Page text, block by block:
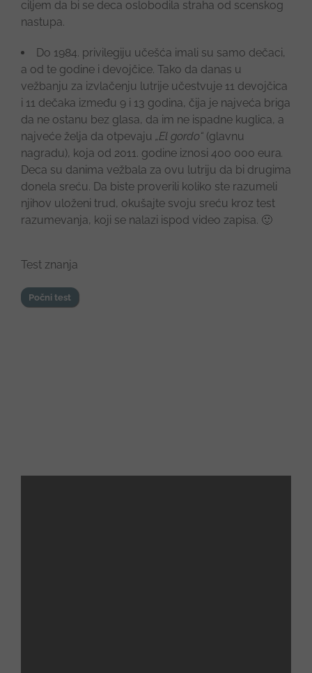
ciljem da bi se deca oslobodila straha od scenskog
nastupa.
Do 1984. privilegiju učešća imali su samo dečaci,
a od te godine i devojčice. Tako da danas u
vežbanju za izvlačenju lutrije učestvuje 11 devojčica
i 11 dečaka između 9 i 13 godina, čija je najveća briga
da ne ostanu bez glasa, da im ne ispadne kuglica, a
najveće želja da otpevaju „El gordo“ (glavnu
nagradu), koja od 2011. godine iznosi 400 000 eura
Deca su danima vežbala za ovu lutriju da bi drugima
donela sreću. Da biste proverili koliko ste razumeli
njihov uloženi trud, okušajte svoju sreću kroz test
razumevanja, koji se nalazi ispod video zapisa. 🙂
Test znanja